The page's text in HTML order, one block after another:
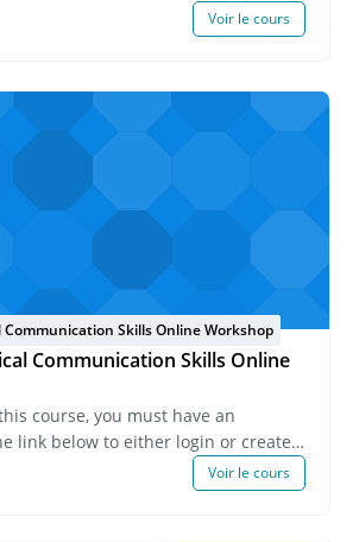
oder ein Konto zu erstellen.
zu diesem Kurs haben oder sich
bitte eine E-Mail an
germany.com .
Voir le cours
Skills Online Workshop
Communication Skills Online
course, you must have an
link below to either login or create
have any questions about this
to inquire about group registrations
Voir le cours